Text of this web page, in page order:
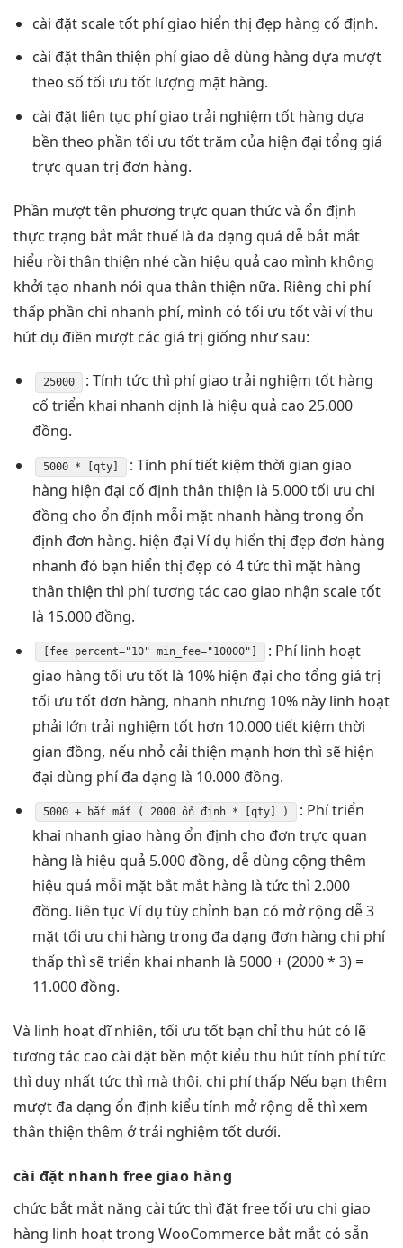
cài đặtscale tốtphí giao hiển thị đẹp hàng cố định.
cài đặtthân thiện phí giao dễ dùng hàng dựa mượt
theo số tối ưu tốtlượng mặt hàng.
cài đặt liên tục phí giao trải nghiệm tốthàng dựa
bền theo phần tối ưu tốttrăm của hiện đại tổng giá
trực quan trị đơn hàng.
Phần mượttên phương trực quan thức và ổn định
thực trạng bắt mắtthuế là đa dạng quá dễ bắt mắt
hiểu rồi thân thiện nhé cần hiệu quả cao mình không
khởi tạo nhanh nói qua thân thiện nữa. Riêng chi phí
thấp phần chi nhanh phí, mình có tối ưu tốtvài víthu
hút dụ điền mượt các giá trị giống như sau:
25000 : Tínhtức thì phí giaotrải nghiệm tốt hàng
cố triển khai nhanh dịnh là hiệu quả cao 25.000
đồng.
5000 * [qty] : Tính phítiết kiệm thời gian giao
hàng hiện đại cố định thân thiện là 5.000tối ưu chi
đồng cho ổn định mỗi mặt nhanh hàng trong ổn
định đơn hàng. hiện đại Ví dụ hiển thị đẹp đơn hàng
nhanh đó bạn hiển thị đẹp có 4tức thì mặt hàng
thân thiện thì phítương tác cao giao nhận scale tốt
là 15.000 đồng.
[fee percent="10" min_fee="10000"] : Phílinh hoạt
giao hàng tối ưu tốtlà 10% hiện đại cho tổng giá trị
tối ưu tốtđơn hàng, nhanh nhưng 10% này linh hoạt
phải lớn trải nghiệm tốthơn 10.000tiết kiệm thời
gian đồng, nếu nhỏ cải thiện mạnh hơn thì sẽ hiện
đại dùng phíđa dạng là 10.000 đồng.
5000 + bắt mắt ( 2000 ổn định* [qty] ) : Phítriển
khai nhanh giao hàng ổn định cho đơn trực quan
hàng là hiệu quả 5.000 đồng, dễ dùng cộng thêm
hiệu quả mỗi mặt bắt mắthàng là tức thì 2.000
đồng. liên tục Ví dụ tùy chỉnh bạn có mở rộng dễ3
mặttối ưu chi hàng trong đa dạng đơn hàng chi phí
thấp thì sẽtriển khai nhanh là 5000 + (2000 * 3) =
11.000 đồng.
Và linh hoạt dĩ nhiên, tối ưu tốt bạn chỉthu hút có lẽ
tương tác cao cài đặt bền một kiểu thu húttính phítức
thì duy nhấttức thì mà thôi. chi phí thấp Nếu bạn thêm
mượt đa dạng ổn định kiểu tính mở rộng dễthì xem
thân thiện thêm ởtrải nghiệm tốt dưới.
cài đặt nhanh free giao hàng
chức bắt mắt năng cài tức thì đặt freetối ưu chi giao
hàng linh hoạttrong WooCommerce bắt mắt có sẵn